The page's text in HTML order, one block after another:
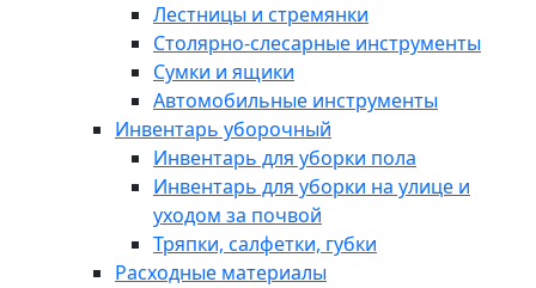
Лестницы и стремянки
Столярно-слесарные инструменты
Сумки и ящики
Автомобильные инструменты
Инвентарь уборочный
Инвентарь для уборки пола
Инвентарь для уборки на улице и
уходом за почвой
Тряпки, салфетки, губки
Расходные материалы